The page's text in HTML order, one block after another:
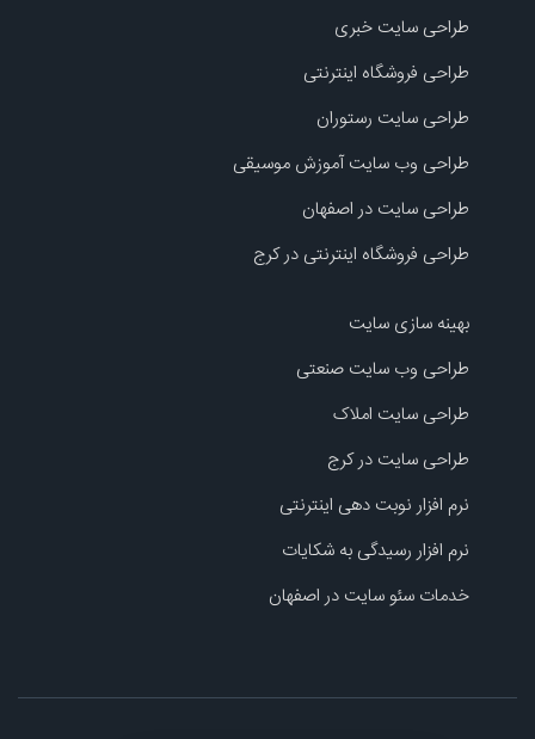
طراحی سایت خبری
طراحی فروشگاه اینترنتی
طراحی سایت رستوران
طراحی وب سایت آموزش موسیقی
طراحی سایت در اصفهان
طراحی فروشگاه اینترنتی در کرج
بهینه سازی سایت
طراحی وب سایت صنعتی
طراحی سایت املاک
طراحی سایت در کرج
نرم افزار نوبت دهی اینترنتی
نرم افزار رسیدگی به شکایات
خدمات سئو سایت در اصفهان